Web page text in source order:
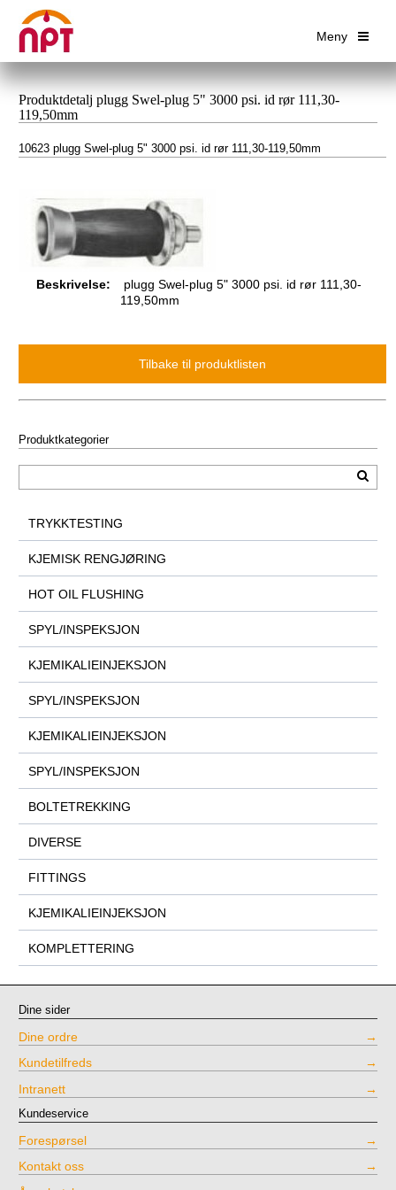
Meny
Produktdetalj plugg Swel-plug 5" 3000 psi. id rør 111,30-
119,50mm
10623 plugg Swel-plug 5" 3000 psi. id rør 111,30-119,50mm
Beskrivelse:
plugg Swel-plug 5" 3000 psi. id rør 111,30-
119,50mm
Produktkategorier
TRYKKTESTING
KJEMISK RENGJØRING
HOT OIL FLUSHING
SPYL/INSPEKSJON
KJEMIKALIEINJEKSJON
SPYL/INSPEKSJON
KJEMIKALIEINJEKSJON
SPYL/INSPEKSJON
BOLTETREKKING
DIVERSE
FITTINGS
KJEMIKALIEINJEKSJON
KOMPLETTERING
Dine sider
Dine ordre
Kundetilfreds
Intranett
Kundeservice
Forespørsel
Kontakt oss